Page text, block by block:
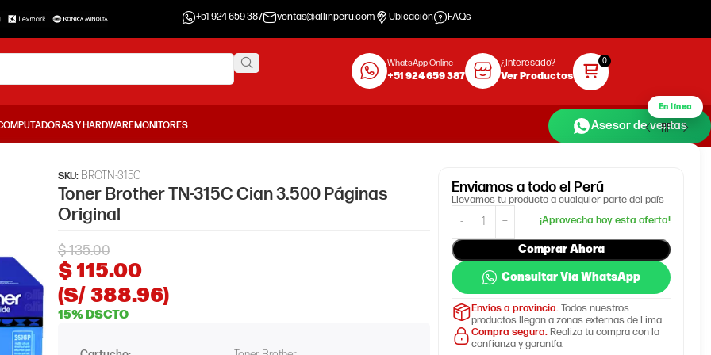
+51 924 659 387 ventas@allinperu.com Ubicación FAQs
WhatsApp Online
+51 924 659 387
¿Interesado?
Ver Productos
Y HARDWAREMONITORES
En línea
Asesor de ventas
SKU: BROTN-315C
Toner Brother TN-315C Cian 3.500 Páginas
Original
$135.00
$115.00
(S/ 388.96)
15% DSCTO
Enviamosa todo el Perú
Llevamos tu producto a cualquier parte del país
Comprar Ahora
Consultar Via WhatsApp
Envíos a provincia.Todos nuestros
productos llegan a zonas externas de Lima.
Compra segura.Realiza tu compra con la
confianza y garantía.